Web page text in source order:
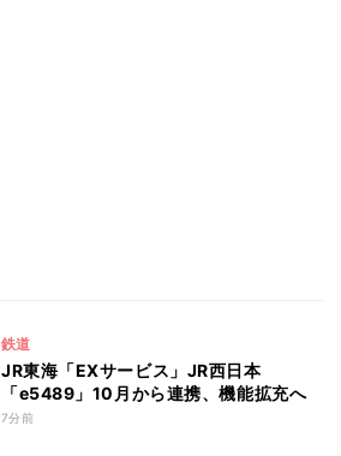
鉄道
JR東海「EXサービス」JR西日本
「e5489」10月から連携、機能拡充へ
7分前